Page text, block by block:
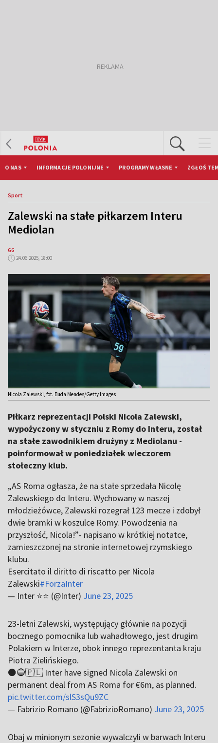
O NAS INFORMACJE POLONIJNE PROGRAMY WŁASNE ZGŁOŚ
Sport
Zalewski na stałe piłkarzem Interu
Mediolan
GG
24.06.2025, 18:00
Nicola Zalewski, fot. Buda Mendes/Getty Images
Piłkarz reprezentacji Polski Nicola Zalewski,
wypożyczony w styczniu z Romy do Interu, został
na stałe zawodnikiem drużyny z Mediolanu -
poinformował w poniedziałek wieczorem
stołeczny klub.
„AS Roma ogłasza, że na stałe sprzedała Nicolę
Zalewskiego do Interu. Wychowany w naszej
młodzieżówce, Zalewski rozegrał 123 mecze i zdobył
dwie bramki w koszulce Romy. Powodzenia na
przyszłość, Nicola!”- napisano w krótkiej notatce,
zamieszczonej na stronie internetowej rzymskiego
klubu.
Esercitato il diritto di riscatto per Nicola
Zalewski#ForzaInter
— Inter ⭐⭐ (@Inter) June 23, 2025
23-letni Zalewski, występujący głównie na pozycji
bocznego pomocnika lub wahadłowego, jest drugim
Polakiem w Interze, obok innego reprezentanta kraju
Piotra Zielińskiego.
⚫️🔵🇵🇱 Inter have signed Nicola Zalewski on
permanent deal from AS Roma for €6m, as planned.
pic.twitter.com/slS3sQu9ZC
— Fabrizio Romano (@FabrizioRomano) June 23, 2025
Obaj w minionym sezonie wywalczyli w barwach Interu